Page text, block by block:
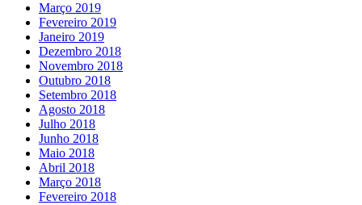
Março 2019
Fevereiro 2019
Janeiro 2019
Dezembro 2018
Novembro 2018
Outubro 2018
Setembro 2018
Agosto 2018
Julho 2018
Junho 2018
Maio 2018
Abril 2018
Março 2018
Fevereiro 2018